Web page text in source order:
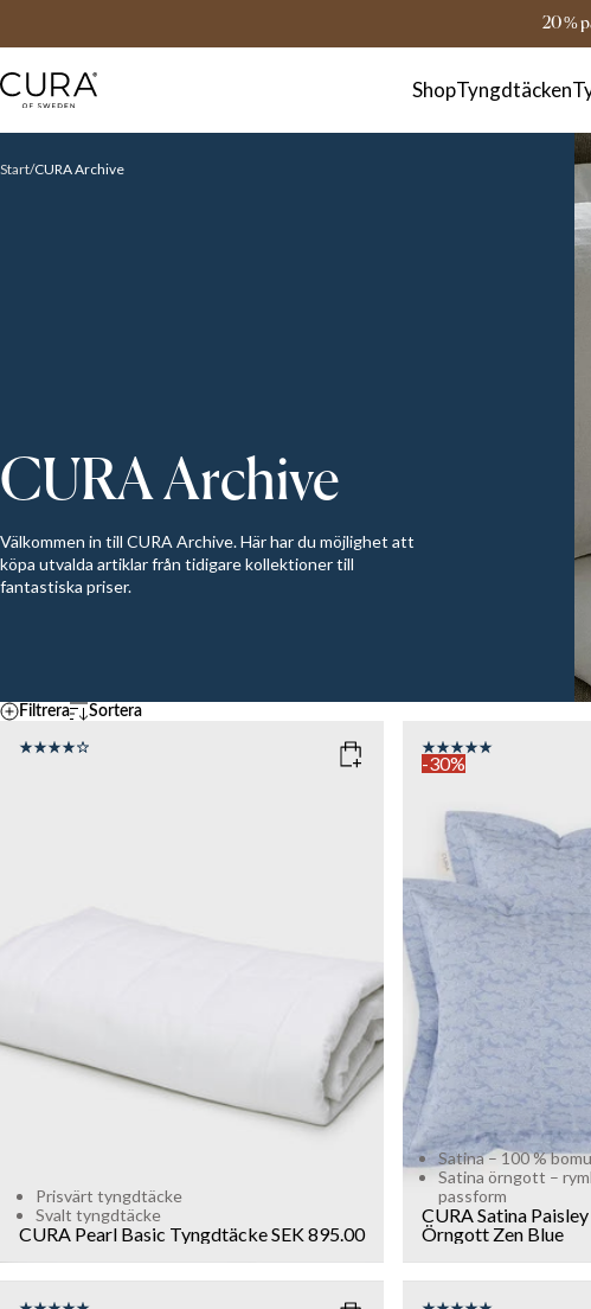
20 %
ShopTyngdtäcken
Start CURA Archive
CURA Archive
Välkommen in till CURA Archive. Här har du möjlighet att
köpa utvalda artiklar från tidigare kollektioner till
fantastiska priser.
Filtrera Sortera
A – Z
Prisvärt tyngdtäcke
Svalt tyngdtäcke
CURA Pearl Basic TyngdtäckeSEK 895.00
SIZE
50x60
Add
-30%
Satina – 100 %
Satina örngott –
passform
CURA Satina
Örngott Zen Blue